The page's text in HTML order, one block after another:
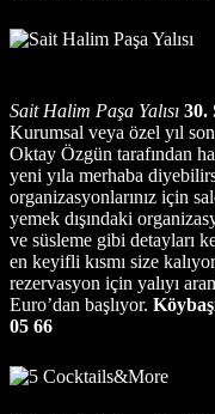
Sait Halim Paşa Yalısı
Kurumsal veya özel yıl
Oktay Özgün tarafından
yeni yıla merhaba
organizasyonlarınız için
yemek dışındaki
ve süsleme gibi detayları
en keyifli kısmı size
rezervasyon için yalıyı
Euro’dan başlıyor.
05 66